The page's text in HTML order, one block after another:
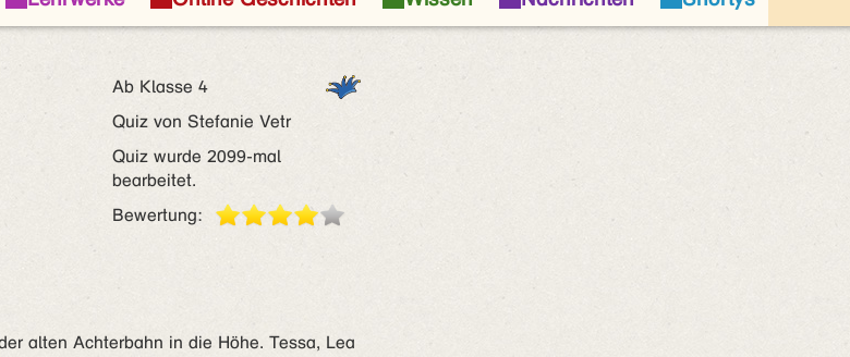
Ab Klasse 4
Quiz von Stefanie Vetr
Quiz wurde 2099-mal
bearbeitet.
Bewertung:
alten Achterbahn in die Höhe. Tessa, Lea